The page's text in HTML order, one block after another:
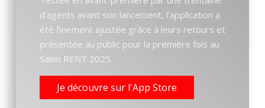
d’agents avant son lancement, l’application a
été finement ajustée grâce à leurs retours et
présentée au public pour la première fois au
Salon RENT 2025.
Je découvre sur l'App Store